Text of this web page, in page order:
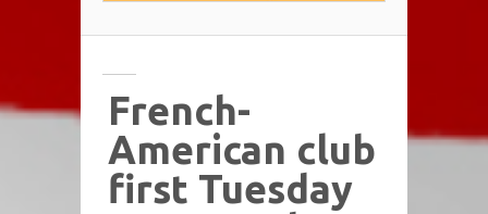
French-
American club
first Tuesday